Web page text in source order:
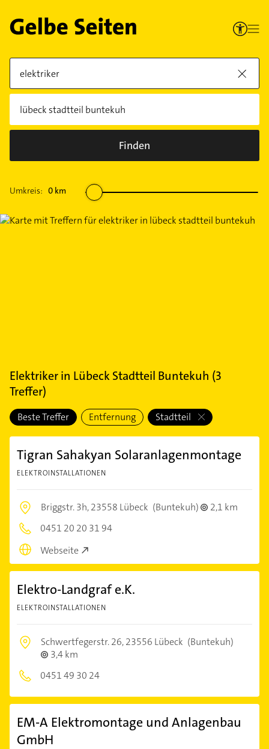
Finden
Umkreis: 0 km
Elektrikerin Lübeck Stadtteil Buntekuh (3
Treffer)
Beste Treffer Entfernung Stadtteil
Tigran Sahakyan Solaranlagenmontage
ELEKTROINSTALLATIONEN
Briggstr. 3h,23558 Lübeck (Buntekuh)
2,1 km
0451 20 20 31 94
Webseite
Elektro-Landgraf e.K.
ELEKTROINSTALLATIONEN
Schwertfegerstr. 26,23556 Lübeck (Buntekuh)
3,4 km
0451 49 30 24
EM-A Elektromontage und Anlagenbau
GmbH